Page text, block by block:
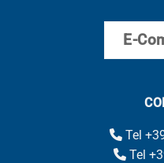
E-
Tel
Tel